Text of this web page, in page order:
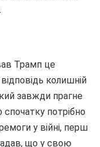
Трамп це
колишній
завжди прагне
потрібно
у війні, перш
що у свою